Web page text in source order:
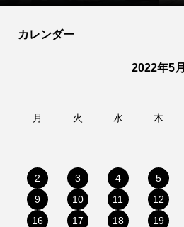
カレンダー
2022年5月
月 火 水 木
2 3 4 5
9
10 11 12
16
17 18 19